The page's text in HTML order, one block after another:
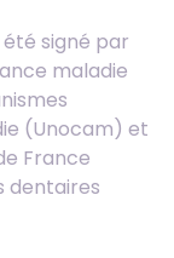
signé par
maladie
(Unocam) et
France
dentaires